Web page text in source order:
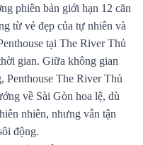
phiên bản giới hạn 12 căn
từ vẻ đẹp của tự nhiên và
tại The River Thủ
gian. Giữa không gian
Penthouse The River Thủ
về Sài Gòn hoa lệ, dù
nhiên, nhưng vẫn tận
động.